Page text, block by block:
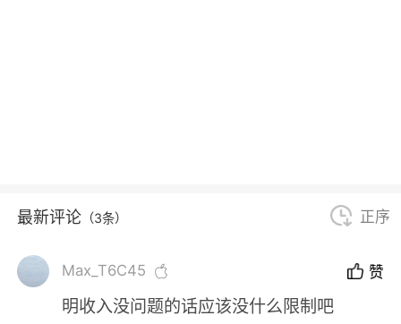
最新评论 （3条） 正序
Max_T6C45 赞
明收入没问题的话应该没什么限制吧